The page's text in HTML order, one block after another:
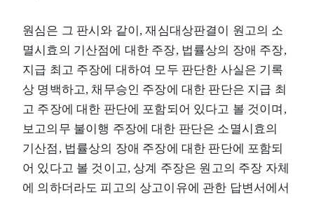
원심은 그 판시와 같이, 재심대상판결이 원고의 소
멸시효의 기산점에 대한 주장, 법률상의 장애 주장,
지급 최고 주장에 대하여 모두 판단한 사실은 기록
상 명백하고, 채무승인 주장에 대한 판단은 지급 최
고 주장에 대한 판단에 포함되어 있다고 볼 것이며,
보고의무 불이행 주장에 대한 판단은 소멸시효의
기산점, 법률상의 장애 주장에 대한 판단에 포함되
어 있다고 볼 것이고, 상계 주장은 원고의 주장 자체
에 의하더라도 피고의 상고이유에 관한 답변서에서